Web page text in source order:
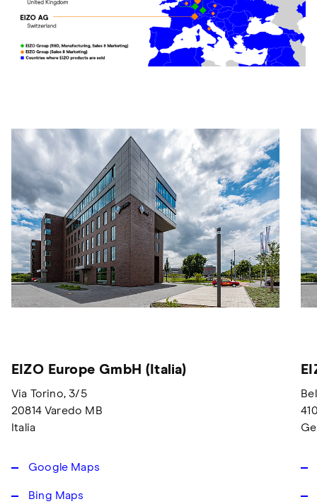
EIZO Europe GmbH (Italia)
Via Torino, 3/5
20814 Varedo MB
Italia
Google Maps
Bing Maps